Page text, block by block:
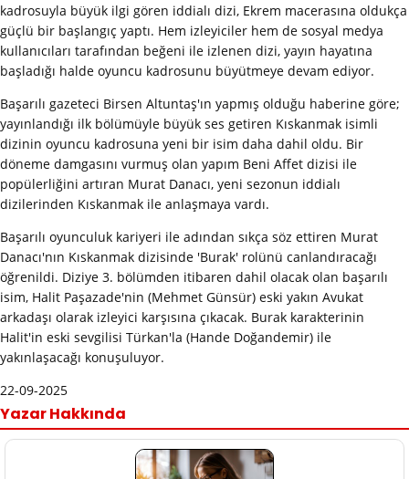
kadrosuyla büyük ilgi gören iddialı dizi, Ekrem macerasına oldukça
güçlü bir başlangıç yaptı. Hem izleyiciler hem de sosyal medya
kullanıcıları tarafından beğeni ile izlenen dizi, yayın hayatına
başladığı halde oyuncu kadrosunu büyütmeye devam ediyor.
Başarılı gazeteci Birsen Altuntaş'ın yapmış olduğu haberine göre;
yayınlandığı ilk bölümüyle büyük ses getiren Kıskanmak isimli
dizinin oyuncu kadrosuna yeni bir isim daha dahil oldu. Bir
döneme damgasını vurmuş olan yapım Beni Affet dizisi ile
popülerliğini artıran Murat Danacı, yeni sezonun iddialı
dizilerinden Kıskanmak ile anlaşmaya vardı.
Başarılı oyunculuk kariyeri ile adından sıkça söz ettiren Murat
Danacı'nın Kıskanmak dizisinde 'Burak' rolünü canlandıracağı
öğrenildi. Diziye 3. bölümden itibaren dahil olacak olan başarılı
isim, Halit Paşazade'nin (Mehmet Günsür) eski yakın Avukat
arkadaşı olarak izleyici karşısına çıkacak. Burak karakterinin
Halit'in eski sevgilisi Türkan'la (Hande Doğandemir) ile
yakınlaşacağı konuşuluyor.
22-09-2025
Yazar Hakkında